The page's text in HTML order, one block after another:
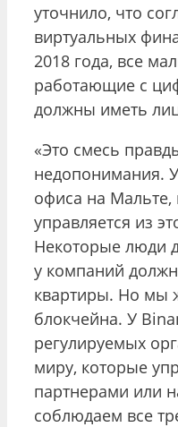
уточнило, что
виртуальных
2018 года, все
работающие с
должны иметь
«Это смесь
недопонимания.
офиса на
управляется из
Некоторые люди
у компаний
квартиры. Но мы
блокчейна. У
регулируемых
миру, которые
партнерами или
соблюдаем все